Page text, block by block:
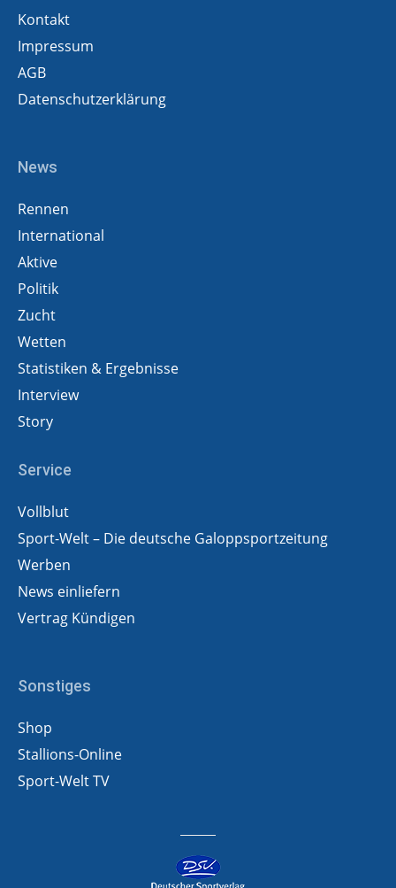
Kontakt
Impressum
AGB
Datenschutzerklärung
News
Rennen
International
Aktive
Politik
Zucht
Wetten
Statistiken & Ergebnisse
Interview
Story
Service
Vollblut
Sport-Welt – Die deutsche Galoppsportzeitung
Werben
News einliefern
Vertrag Kündigen
Sonstiges
Shop
Stallions-Online
Sport-Welt TV